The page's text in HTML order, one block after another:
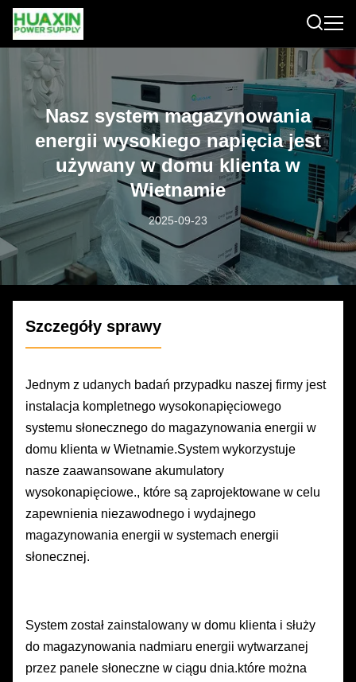
Nasz system magazynowania
energii wysokiego napięcia jest
używany w domu klienta w
Wietnamie
2025-09-23
Szczegóły sprawy
Jednym z udanych badań przypadku naszej firmy jest
instalacja kompletnego wysokonapięciowego
systemu słonecznego do magazynowania energii w
domu klienta w Wietnamie.System wykorzystuje
nasze zaawansowane akumulatory
wysokonapięciowe., które są zaprojektowane w celu
zapewnienia niezawodnego i wydajnego
magazynowania energii w systemach energii
słonecznej.
System został zainstalowany w domu klienta i służy
do magazynowania nadmiaru energii wytwarzanej
przez panele słoneczne w ciągu dnia.które można